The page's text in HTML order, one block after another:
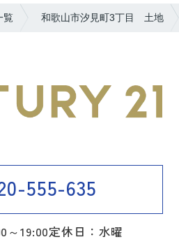
覧 和歌山市汐見町3丁目 土地
555-635
～19:00定休日：水曜